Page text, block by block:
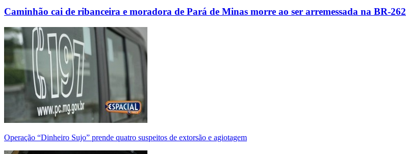
Caminhão cai de ribanceira e moradora de Pará de Minas morre ao ser arremessada na BR-262
Operação “Dinheiro Sujo” prende quatro suspeitos de extorsão e agiotagem